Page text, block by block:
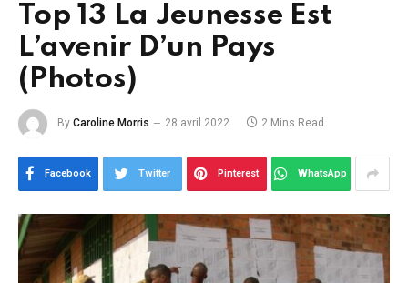
Top 13 La Jeunesse Est
L’avenir D’un Pays
(Photos)
By Caroline Morris 28 avril 2022 2 Mins Read
Facebook Twitter Pinterest WhatsApp